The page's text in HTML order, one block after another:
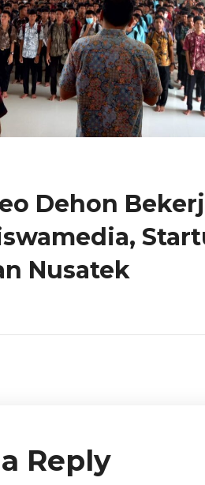
Dehon
Nusatek
Reply